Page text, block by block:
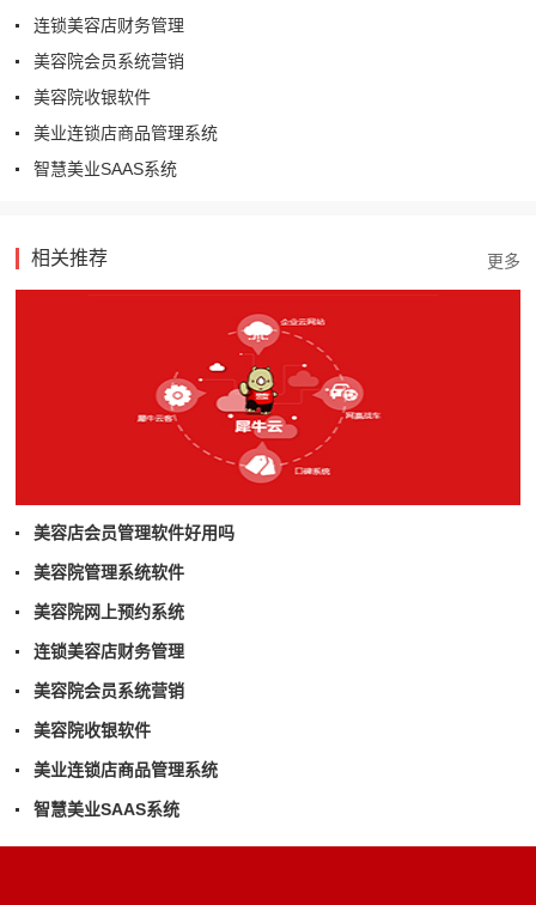
连锁美容店财务管理
美容院会员系统营销
美容院收银软件
美业连锁店商品管理系统
智慧美业SAAS系统
相关推荐
美容店会员管理软件好用吗
美容院管理系统软件
美容院网上预约系统
连锁美容店财务管理
美容院会员系统营销
美容院收银软件
美业连锁店商品管理系统
智慧美业SAAS系统